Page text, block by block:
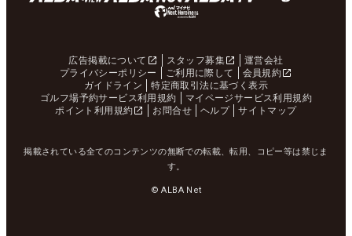
広告掲載について スタッフ募集
運営会社
プライバシーポリシー
ご利用に際して
会員規約
ガイドライン
特定商取引法に基づく表示
ゴルフ場予約サービス利用規約
マイページサービス利用規約
ポイント利用規約
お問合せ ヘルプ サイトマップ
掲載されている全てのコンテンツの無断での転載、転用、コピー等は禁じま
す。
© ALBA Net